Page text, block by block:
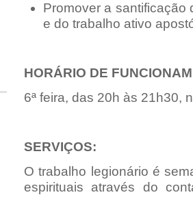
Promover a santificação
e do trabalho ativo
HORÁRIO DE
6ª feira, das 20h às 21h30,
SERVIÇOS:
O trabalho legionário é
espirituais através do